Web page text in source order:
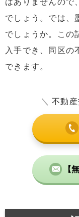
はありませんので
でしょう。では、
でしょうか。この
入手でき、同区の
できます。
＼ 不動産
【